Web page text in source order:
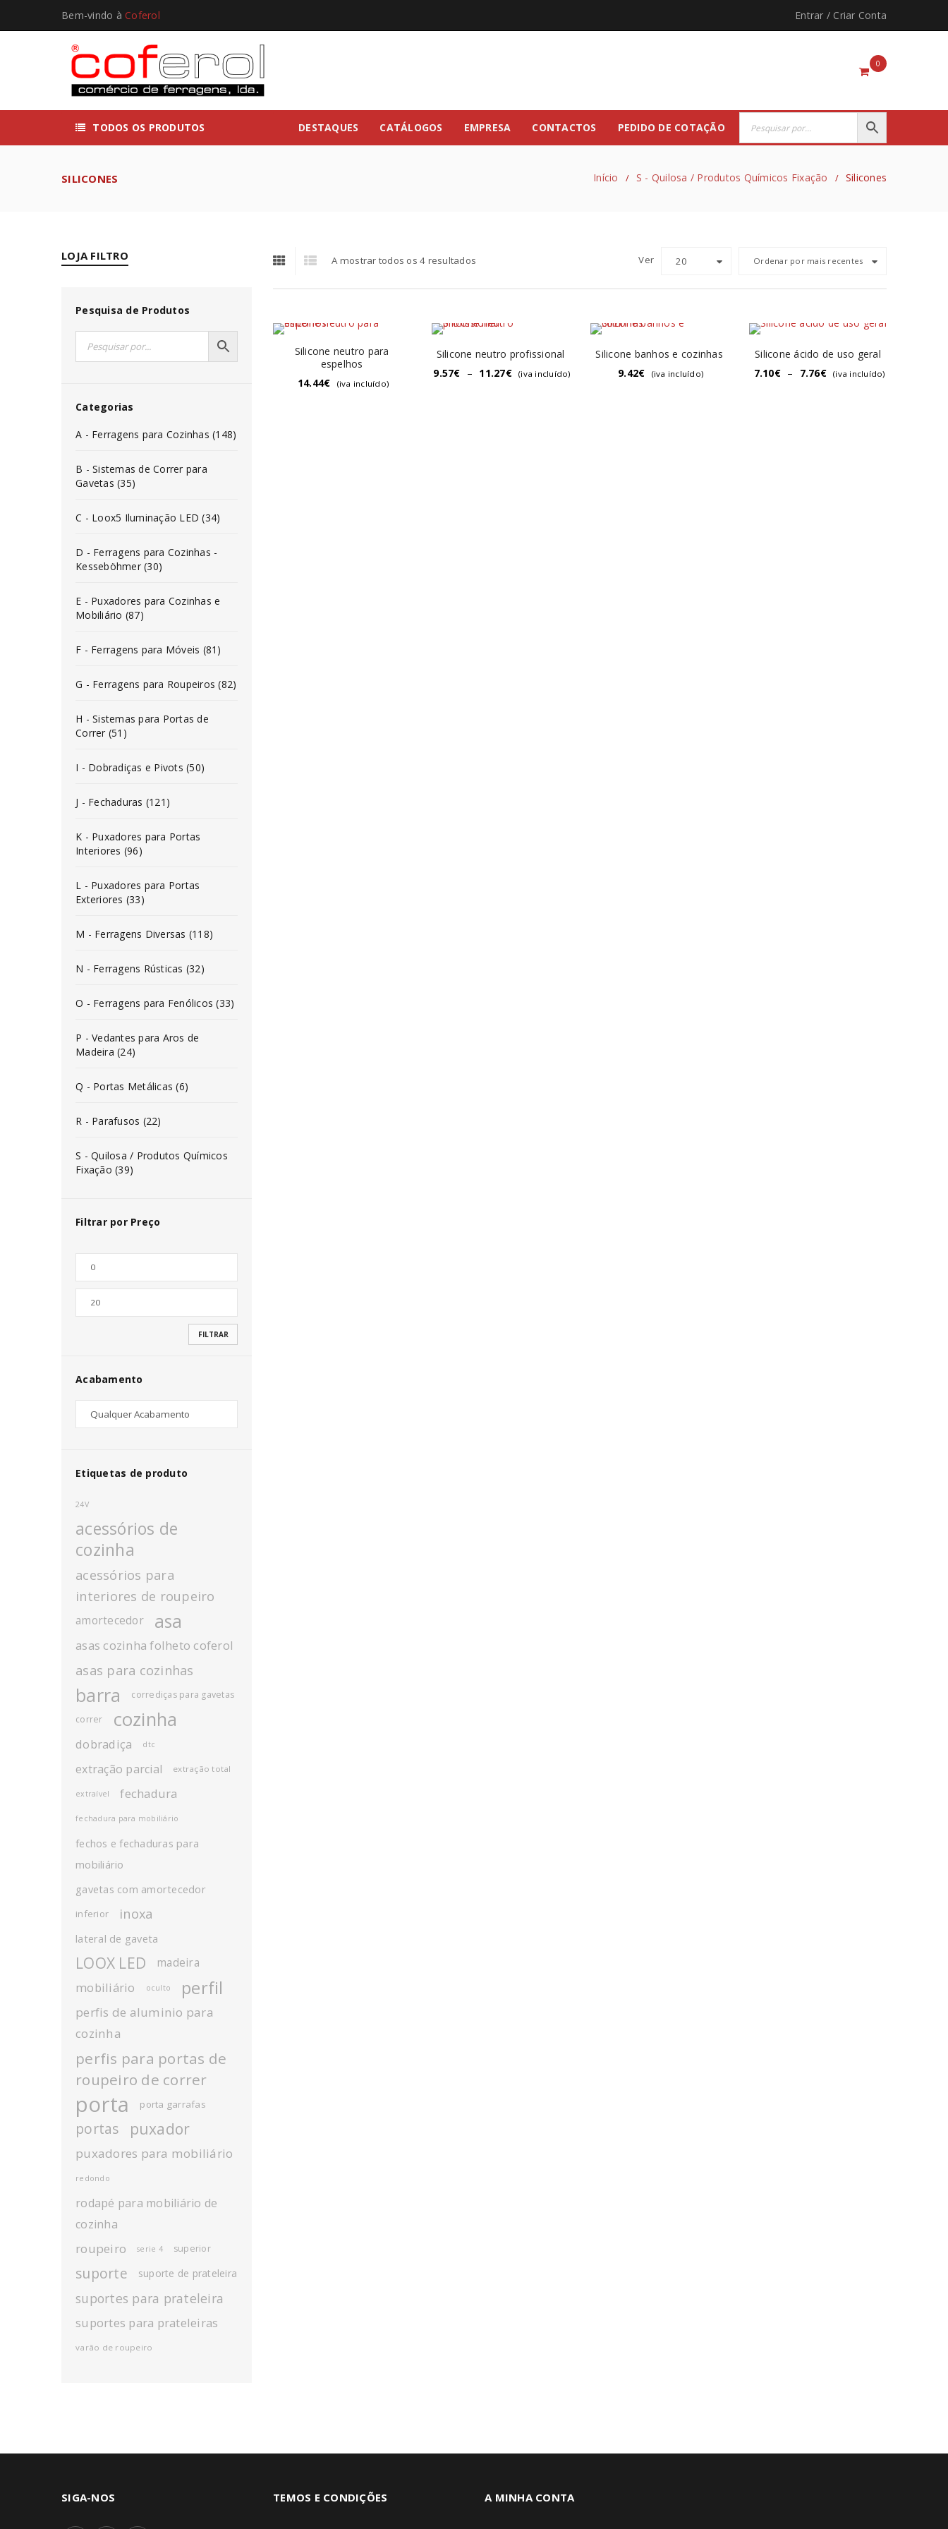
*
INICIAR SESSÃO
Bem-vindo à Coferol Entrar / Criar Conta
0
TODOS OS PRODUTOS DESTAQUES CATÁLOGOS EMPRESA CONTACTOS PEDIDO DE COTAÇÃO
SILICONES Início / S - Quilosa / Produtos Químicos Fixação / Silicones
LOJA FILTRO
Pesquisa de Produtos
Categorias
A - Ferragens para Cozinhas (148)
B - Sistemas de Correr para
Gavetas (35)
C - Loox5 Iluminação LED (34)
D - Ferragens para Cozinhas -
Kesseböhmer (30)
E - Puxadores para Cozinhas e
Mobiliário (87)
F - Ferragens para Móveis (81)
G - Ferragens para Roupeiros (82)
H - Sistemas para Portas de
Correr (51)
I - Dobradiças e Pivots (50)
J - Fechaduras (121)
K - Puxadores para Portas
Interiores (96)
L - Puxadores para Portas
Exteriores (33)
M - Ferragens Diversas (118)
N - Ferragens Rústicas (32)
O - Ferragens para Fenólicos (33)
P - Vedantes para Aros de
Madeira (24)
Q - Portas Metálicas (6)
R - Parafusos (22)
S - Quilosa / Produtos Químicos
Fixação (39)
Filtrar por Preço
FILTRAR
Acabamento
Etiquetas de produto
24V
acessórios de
cozinha
acessórios para
interiores de roupeiro
amortecedor asa
asas cozinha folheto coferol
asas para cozinhas
barra corrediças para gavetas
correr cozinha
dobradiça dtc
extração parcial extração total
extraível fechadura
fechadura para mobiliário
fechos e fechaduras para
mobiliário
gavetas com amortecedor
inferior inoxa
lateral de gaveta
LOOX LED madeira
mobiliário oculto perfil
perfis de aluminio para
cozinha
perfis para portas de
roupeiro de correr
porta porta garrafas
portas puxador
puxadores para mobiliário
redondo
rodapé para mobiliário de
cozinha
roupeiro serie 4 superior
suporte suporte de prateleira
suportes para prateleira
suportes para prateleiras
varão de roupeiro
A mostrar todos os 4 resultados Ordenar por mais recentes
Ver 20
Silicone neutro para
espelhos
14.44€ (iva incluído)
Silicone neutro profissional
9.57€ – 11.27€ (iva incluído)
Silicone banhos e cozinhas
9.42€ (iva incluído)
Silicone ácido de uso geral
7.10€ – 7.76€ (iva incluído)
SIGA-NOS TEMOS E CONDIÇÕES A MINHA CONTA